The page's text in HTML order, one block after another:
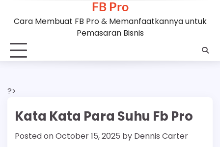
FB Pro
Cara Membuat FB Pro & Memanfaatkannya untuk
Pemasaran Bisnis
?>
Kata Kata Para Suhu Fb Pro
Posted onOctober 15, 2025 by Dennis Carter